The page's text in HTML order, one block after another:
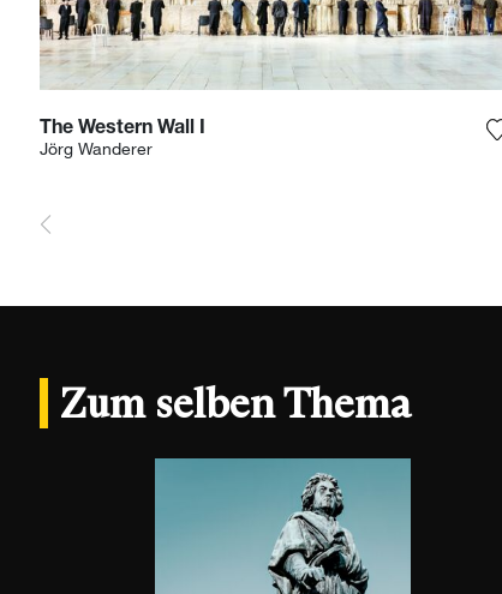
The Western Wall I
Jörg Wanderer
Zum selben Thema